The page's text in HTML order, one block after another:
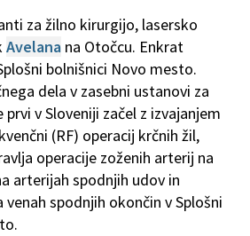
za žilno kirurgijo, lasersko
Avelana na Otočcu. Enkrat
bolnišnici Novo mesto.
dela v zasebni ustanovi za
v Sloveniji začel z izvajanjem
(RF) operacij krčnih žil,
operacije zoženih arterij na
arterijah spodnjih udov in
venah spodnjih okončin v Splošni